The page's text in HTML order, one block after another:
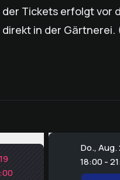
der Tickets erfolgt vor
in der Gärtnerei.
Do., Aug.
18:00 -